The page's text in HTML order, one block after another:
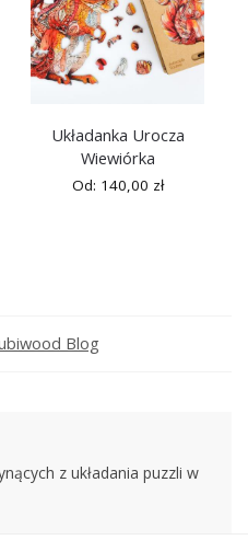
Układanka Urocza
Wiewiórka
Od: 140,00 zł
Blog
z układania puzzli w